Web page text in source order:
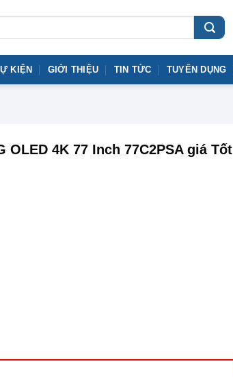
KIỆN GIỚI THIỆU TIN TỨC TUYỂN DỤNG
OLED 4K 77 Inch 77C2PSA giá Tốt